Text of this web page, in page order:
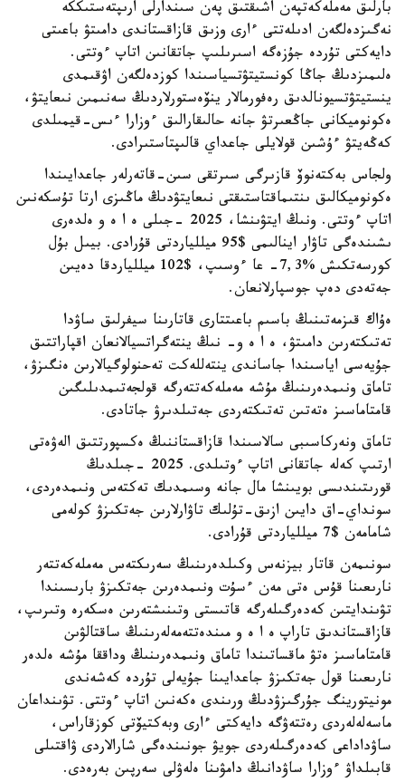
بارلىق مەملەكەتپەن اشىقتىق پەن سىندارلى ارىپتەستىككە
نەگىزدەلگەن ادىلەتتى ءارى وزىق قازاقستاندى دامىتۋ باعىتى
دايەكتى تۇردە جۇزەگە اسىرىلىپ جاتقانىن اتاپ ءوتتى.
ەلىمىزدىڭ جاڭا كونستيتۋتسياسىندا كوزدەلگەن اۋقىمدى
ينستيتۋتسيونالدىق رەفورمالار ينۆەستورلاردىڭ سەنىمىن نىعايتۋ،
ەكونوميكانى جاڭعىرتۋ جانە حالىقارالىق ءوزارا ءىس-قيمىلدى
كەڭەيتۋ ءۇشىن قولايلى جاعداي قالىپتاستىرادى.
ولجاس بەكتەنوۆ قازىرگى سىرتقى سىن-قاتەرلەر جاعدايىندا
ەكونوميكالىق ىنتىماقتاستىقتى نىعايتۋدىڭ ماڭىزى ارتا تۇسكەنىن
اتاپ ءوتتى. ونىڭ ايتۋىنشا، 2025 -جىلى ە ا ە و ەلدەرى
ىشىندەگى تاۋار اينالىمى $95 ميللياردتى قۇرادى. بيىل بۇل
كورسەتكىش %7,3- عا ءوسىپ، $102 ميللياردقا دەيىن
جەتەدى دەپ جوسپارلانعان.
ەۇاك قىزمەتىنىڭ باسىم باعىتتارى قاتارىنا سيفرلىق ساۋدا
تەتىكتەرىن دامىتۋ، ە ا ە و- نىڭ ينتەگراتسيالانعان اقپاراتتىق
جۇيەسى اياسىندا جاساندى ينتەللەكت تەحنولوگيالارىن ەنگىزۋ،
تاماق ونىمدەرىنىڭ مۇشە مەملەكەتتەرگە قولجەتىمدىلىگىن
قامتاماسىز ەتەتىن تەتىكتەردى جەتىلدىرۋ جاتادى.
تاماق ونەركاسىبى سالاسىندا قازاقستاننىڭ ەكسپورتتىق الەۋەتى
ارتىپ كەلە جاتقانى اتاپ ءوتىلدى. 2025 -جىلدىڭ
قورىتىندىسى بويىنشا مال جانە وسىمدىك تەكتەس ونىمدەردى،
سونداي-اق دايىن ازىق-تۇلىك تاۋارلارىن جەتكىزۋ كولەمى
شامامەن $7 ميللياردتى قۇرادى.
سونىمەن قاتار بيزنەس وكىلدەرىنىڭ سەرىكتەس مەملەكەتتەر
نارىعىنا قۇس ەتى مەن ءسۇت ونىمدەرىن جەتكىزۋ بارىسىندا
تۋىندايتىن كەدەرگىلەرگە قاتىستى وتىنىشتەرىن ەسكەرە وتىرىپ،
قازاقستاندىق تاراپ ە ا ە و مىندەتتەمەلەرىنىڭ ساقتالۋىن
قامتاماسىز ەتۋ ماقساتىندا تاماق ونىمدەرىنىڭ وداققا مۇشە ەلدەر
نارىعىنا قول جەتكىزۋ جاعدايىنا جۇيەلى تۇردە كەشەندى
مونيتورينگ جۇرگىزۋدىڭ ورىندى ەكەنىن اتاپ ءوتتى. تۋىنداعان
ماسەلەلەردى رەتتەۋگە دايەكتى ءارى وبەكتيۆتى كوزقاراس،
ساۋداداعى كەدەرگىلەردى جويۋ جونىندەگى شارالاردى ۋاقتىلى
قابىلداۋ ءوزارا ساۋدانىڭ دامۋىنا ەلەۋلى سەرپىن بەرەدى.